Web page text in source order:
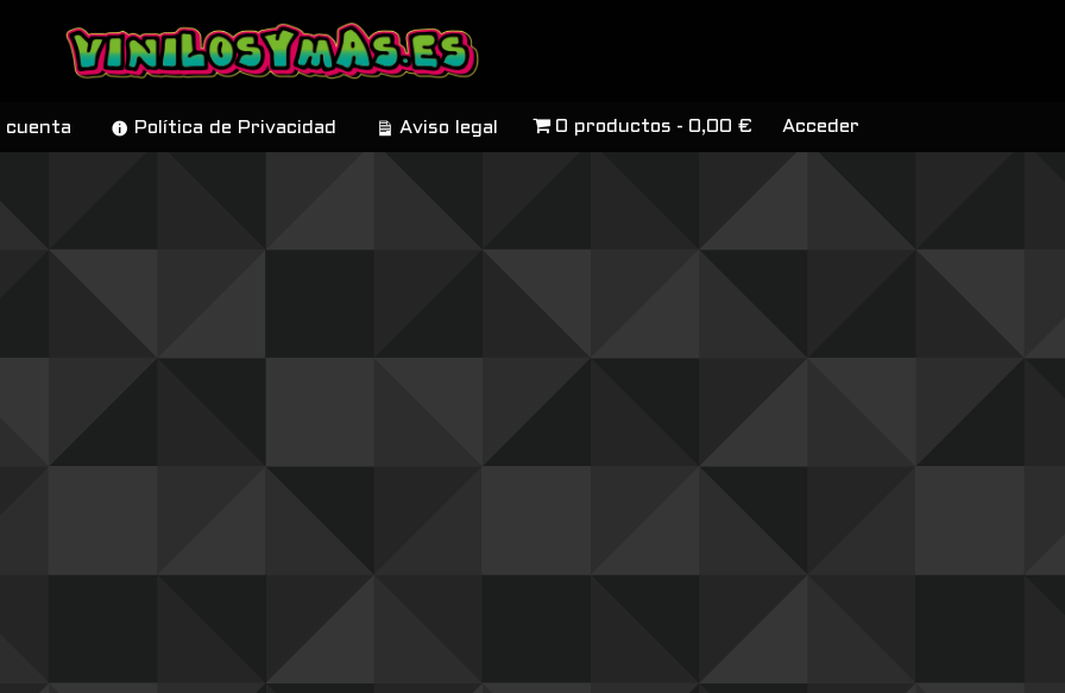
cuenta Política de Privacidad Aviso legal 0 productos 0,00 € Acceder